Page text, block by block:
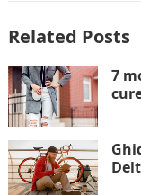
Related Posts
7